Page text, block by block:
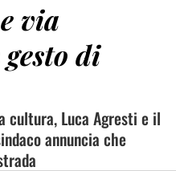
via
di
cultura, Luca Agresti e il
annuncia che